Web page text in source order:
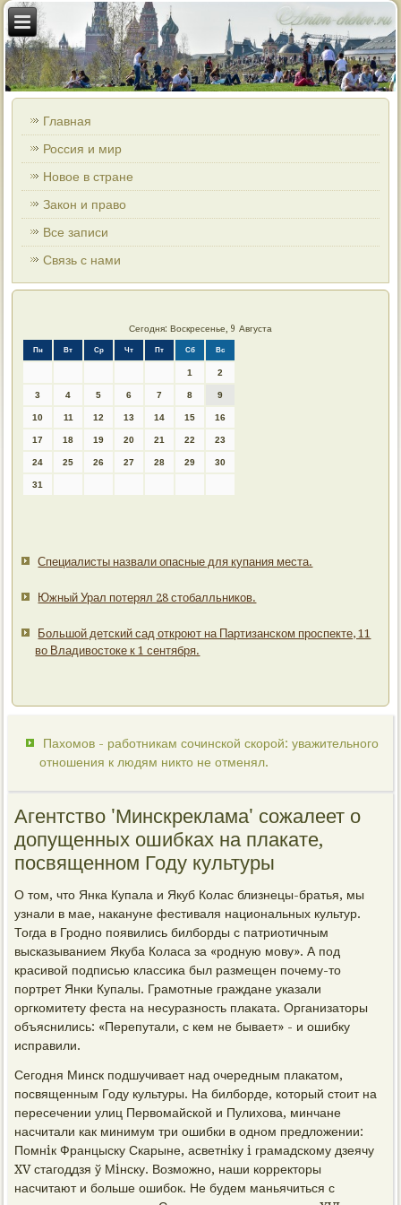
Главная
Россия и мир
Новое в стране
Закон и право
Все записи
Связь с нами
Сегодня: Воскресенье, 9 Августа
Пн Вт Ср Чт Пт Сб Вс
1 2
3 4 5 6 7 8 9
10 11 12 13 14 15 16
17 18 19 20 21 22 23
24 25 26 27 28 29 30
31
Специалисты назвали опасные для купания места.
Южный Урал потерял 28 стобалльников.
Большой детский сад откроют на Партизанском проспекте, 11
во Владивостоке к 1 сентября.
Пахомов - работникам сочинской скорой: уважительного
отношения к людям никто не отменял.
Агентство 'Минскреклама' сожалеет о
допущенных ошибках на плакате,
посвященном Году культуры
О том, что Янка Купала и Якуб Колас близнецы-братья, мы
узнали в мае, накануне фестиваля национальных культур.
Тогда в Гродно появились билборды с патриотичным
высказыванием Якуба Коласа за «родную мову». А под
красивой подписью классика был размещен почему-то
портрет Янки Купалы. Грамотные граждане указали
оргкомитету феста на несуразность плаката. Организаторы
объяснились: «Перепутали, с кем не бывает» - и ошибку
исправили.
Сегодня Минск подшучивает над очередным плакатом,
посвященным Году культуры. На билборде, который стоит на
пересечении улиц Первомайской и Пулихова, минчане
насчитали как минимум три ошибки в одном предложении:
Помнiк Францыску Скарыне, асветнiку i грамадскому дзеячу
XV стагоддзя ў Мiнску. Возможно, наши корректоры
насчитают и больше ошибок. Не будем маньячиться с